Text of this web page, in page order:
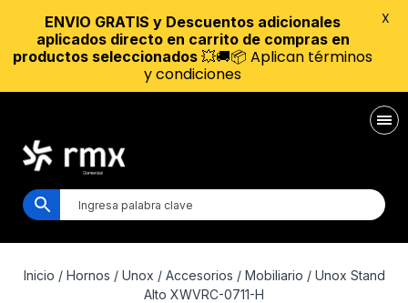
Inicio / Hornos / Unox / Accesorios / Mobiliario / Unox Stand
Alto XWVRC-0711-H
ENVIO GRATIS y Descuentos adicionales
aplicados directo en carrito de compras en
productos seleccionados 💥🚚📦 Aplican términos
y condiciones
X